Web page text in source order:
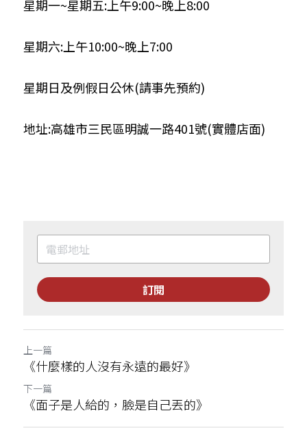
星期一~星期五:上午9:00~晚上8:00
星期六:上午10:00~晚上7:00
星期日及例假日公休(請事先預約)
地址:高雄市三民區明誠一路401號(實體店面)
訂閱
上一篇
《什麼樣的人沒有永遠的最好》
下一篇
《面子是人給的，臉是自己丟的》